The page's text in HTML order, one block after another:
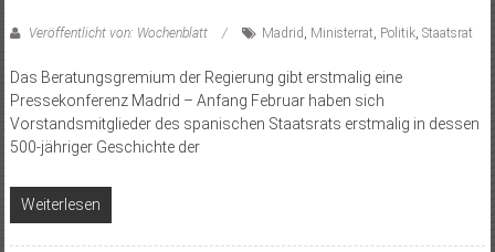
Veröffentlicht von: Wochenblatt Madrid Ministerrat Politik, Staatsrat
Das Beratungsgremium der Regierung gibt erstmalig eine
Pressekonferenz Madrid – Anfang Februar haben sich
Vorstandsmitglieder des spanischen Staatsrats erstmalig in dessen
500-jähriger Geschichte der
Weiterlesen